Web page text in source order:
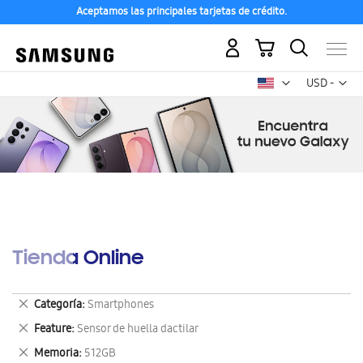
Aceptamos las principales tarjetas de crédito.
USD -
dólar
Mi carrito
Tienda Online
Categoría Smartphones
Eliminar
este
artículo
Feature Sensor de huella dactilar
Eliminar
este
Memoria 512GB
Eliminar